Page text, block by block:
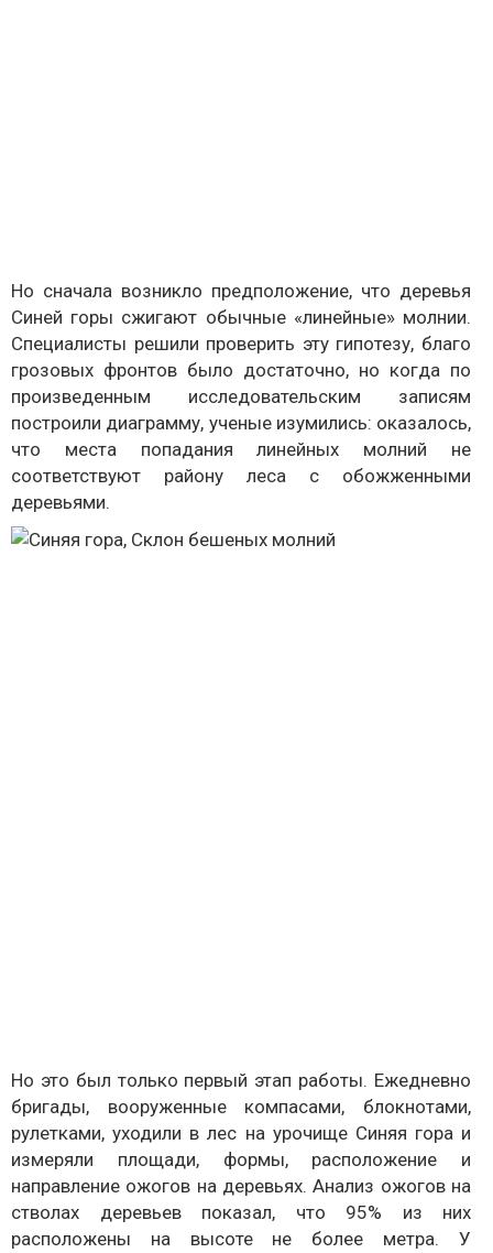
Но сначала возникло предположение, что деревья
Синей горы сжигают обычные «линейные» молнии.
Специалисты решили проверить эту гипотезу, благо
грозовых фронтов было достаточно, но когда по
произведенным исследовательским записям
построили диаграмму, ученые изумились: оказалось,
что места попадания линейных молний не
соответствуют району леса с обожженными
деревьями.
Но это был только первый этап работы. Ежедневно
бригады, вооруженные компасами, блокнотами,
рулетками, уходили в лес на урочище Синяя гора и
измеряли площади, формы, расположение и
направление ожогов на деревьях. Анализ ожогов на
стволах деревьев показал, что 95% из них
расположены на высоте не более метра. У